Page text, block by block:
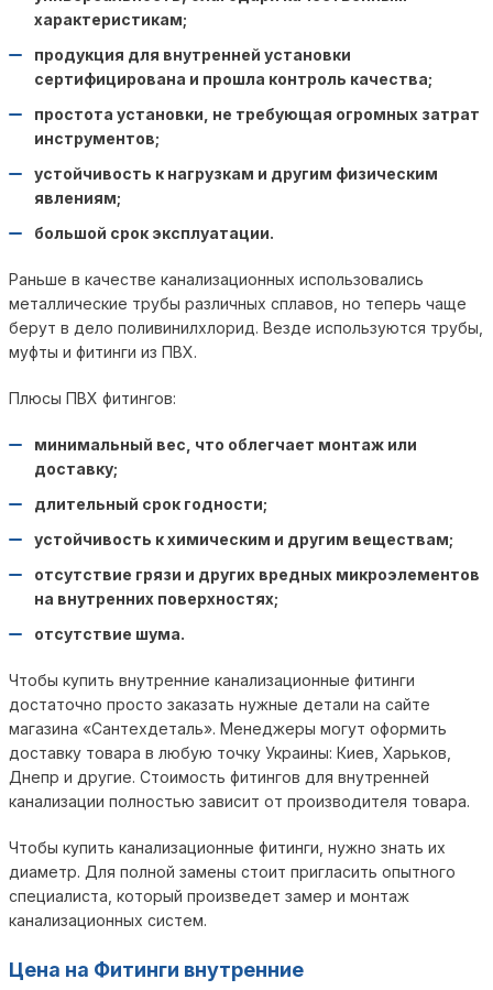
характеристикам;
продукция для внутренней установки
сертифицирована и прошла контроль качества;
простота установки, не требующая огромных затрат
инструментов;
устойчивость к нагрузкам и другим физическим
явлениям;
большой срок эксплуатации.
Раньше в качестве канализационных использовались
металлические трубы различных сплавов, но теперь чаще
берут в дело поливинилхлорид. Везде используются трубы,
муфты и фитинги из ПВХ.
Плюсы ПВХ фитингов:
минимальный вес, что облегчает монтаж или
доставку;
длительный срок годности;
устойчивость к химическим и другим веществам;
отсутствие грязи и других вредных микроэлементов
на внутренних поверхностях;
отсутствие шума.
Чтобы купить внутренние канализационные фитинги
достаточно просто заказать нужные детали на сайте
магазина «Сантехдеталь». Менеджеры могут оформить
доставку товара в любую точку Украины: Киев, Харьков,
Днепр и другие. Стоимость фитингов для внутренней
канализации полностью зависит от производителя товара.
Чтобы купить канализационные фитинги, нужно знать их
диаметр. Для полной замены стоит пригласить опытного
специалиста, который произведет замер и монтаж
канализационных систем.
Цена на Фитинги внутренние